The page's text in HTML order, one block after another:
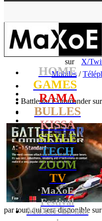
HOME
GAMES
RAMA
BULLES
KISSA
STYLE
TECH
ZOOM
TV
MaXoE
Festival
MaXoE 25 ans
iPhone et
- 20.10.10,
sur
X/
Mobiles /
Battlestar Commander
par tour, qui sera disponible sur